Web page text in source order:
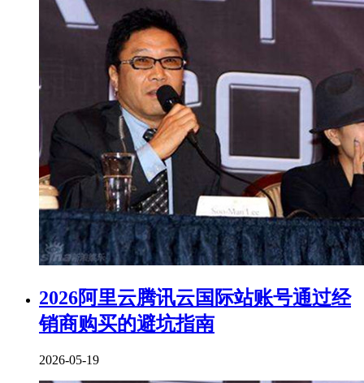
2026阿里云腾讯云国际站账号通过经
销商购买的避坑指南
2026-05-19